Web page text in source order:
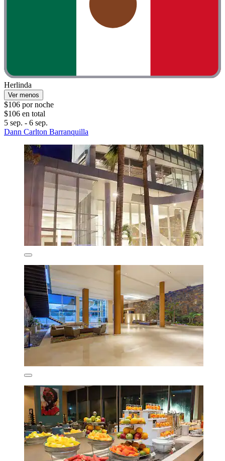
Herlinda
Ver menos
$106 por noche
$106 en total
5 sep. - 6 sep.
Dann Carlton Barranquilla